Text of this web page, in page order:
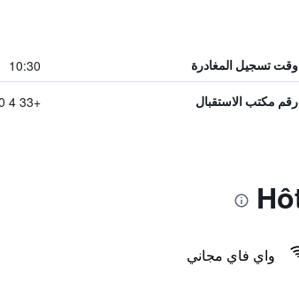
وقت تسجيل المغادرة 10:30
رقم مكتب الاستقبال +33 4 90 64 06 22
واي فاي مجاني